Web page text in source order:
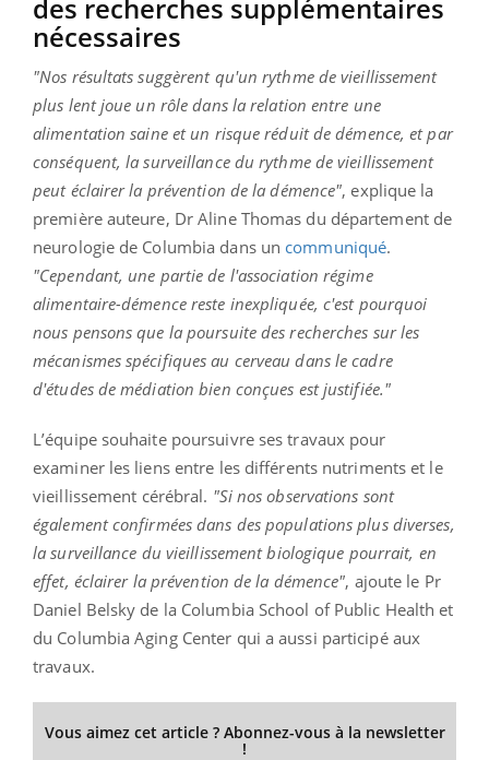
des recherches supplémentaires
nécessaires
"Nos résultats suggèrent qu'un rythme de vieillissement
plus lent joue un rôle dans la relation entre une
alimentation saine et un risque réduit de démence, et par
conséquent, la surveillance du rythme de vieillissement
peut éclairer la prévention de la démence", explique la
première auteure, Dr Aline Thomas du département de
neurologie de Columbia dans un communiqué.
"Cependant, une partie de l'association régime
alimentaire-démence reste inexpliquée, c'est pourquoi
nous pensons que la poursuite des recherches sur les
mécanismes spécifiques au cerveau dans le cadre
d'études de médiation bien conçues est justifiée."
L’équipe souhaite poursuivre ses travaux pour
examiner les liens entre les différents nutriments et le
vieillissement cérébral. "Si nos observations sont
également confirmées dans des populations plus diverses,
la surveillance du vieillissement biologique pourrait, en
effet, éclairer la prévention de la démence", ajoute le Pr
Daniel Belsky de la Columbia School of Public Health et
du Columbia Aging Center qui a aussi participé aux
travaux.
Vous aimez cet article ? Abonnez-vous à la newsletter
!